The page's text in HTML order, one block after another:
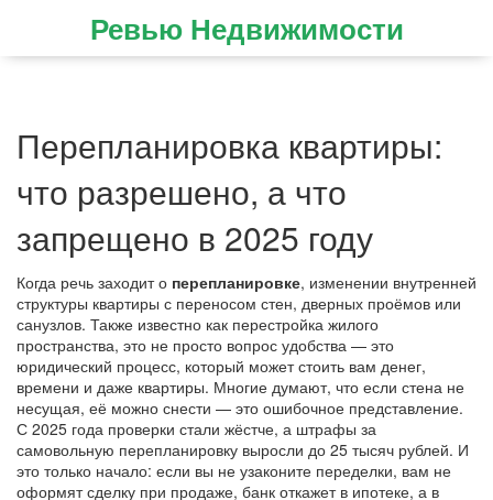
Ревью Недвижимости
Перепланировка квартиры:
что разрешено, а что
запрещено в 2025 году
Когда речь заходит о перепланировке, изменении внутренней
структуры квартиры с переносом стен, дверных проёмов или
санузлов. Также известно как перестройка жилого
пространства, это не просто вопрос удобства — это
юридический процесс, который может стоить вам денег,
времени и даже квартиры. Многие думают, что если стена не
несущая, её можно снести — это ошибочное представление.
С 2025 года проверки стали жёстче, а штрафы за
самовольную перепланировку выросли до 25 тысяч рублей. И
это только начало: если вы не узаконите переделки, вам не
оформят сделку при продаже, банк откажет в ипотеке, а в